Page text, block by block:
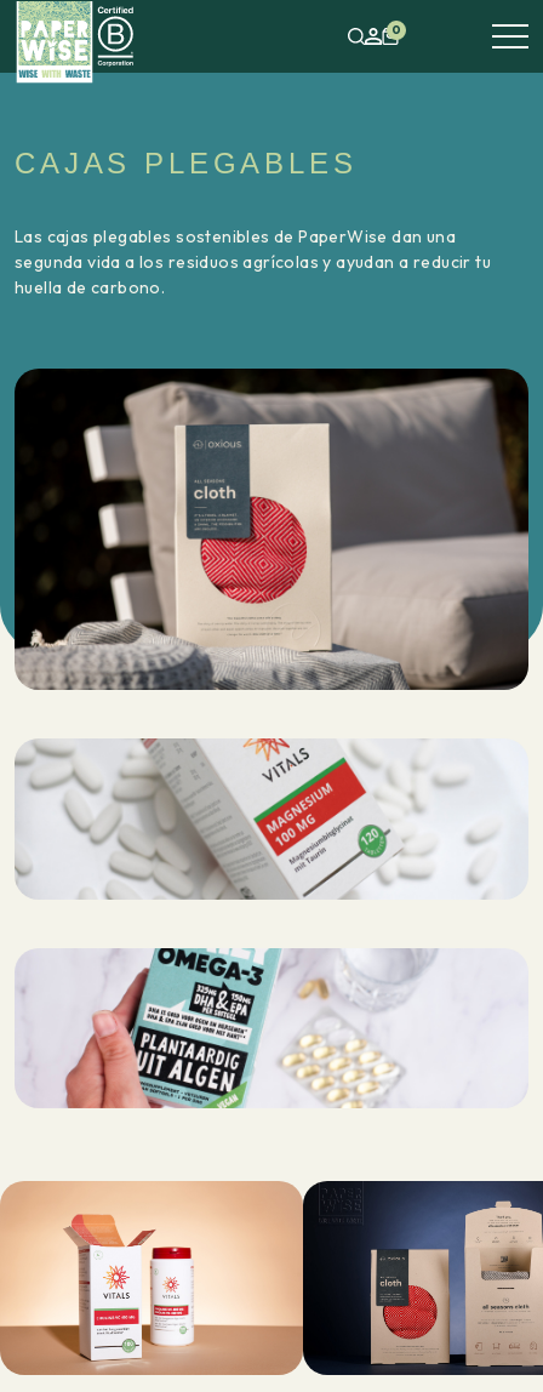
0
CAJAS PLEGABLES
Las cajas plegables sostenibles de PaperWise dan una
segunda vida a los residuos agrícolas y ayudan a reducir tu
huella de carbono.